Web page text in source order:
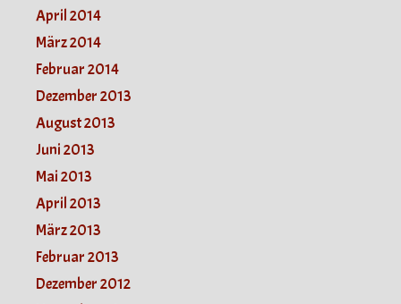
April 2014
März 2014
Februar 2014
Dezember 2013
August 2013
Juni 2013
Mai 2013
April 2013
März 2013
Februar 2013
Dezember 2012